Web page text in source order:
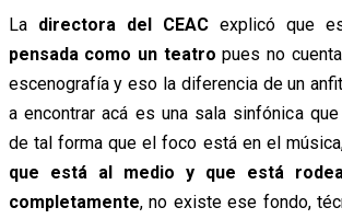
Ladirectora del CEACexplicó que
pensada como un teatro pues no
escenografía y eso la diferencia de un
a encontrar acá es una sala sinfónica
de tal forma que el foco está en el
que está al medio y que está
completamente, no existe ese fondo,